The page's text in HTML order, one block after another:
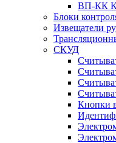
ВП-КК
Блоки
Извещатели
СКУД
Кнопки